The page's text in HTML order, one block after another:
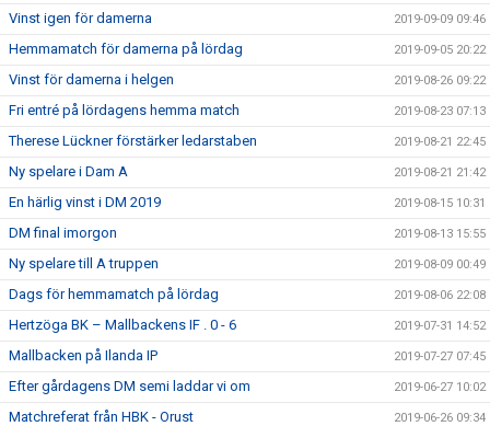
Vinst igen för damerna 2019-09-09 09:46
Hemmamatch för damerna på lördag 2019-09-05 20:22
Vinst för damerna i helgen 2019-08-26 09:22
Fri entré på lördagens hemma match 2019-08-23 07:13
Therese Lückner förstärker ledarstaben 2019-08-21 22:45
Ny spelare i Dam A 2019-08-21 21:42
En härlig vinst i DM 2019 2019-08-15 10:31
DM final imorgon 2019-08-13 15:55
Ny spelare till A truppen 2019-08-09 00:49
Dags för hemmamatch på lördag 2019-08-06 22:08
Hertzöga BK – Mallbackens IF . 0 - 6 2019-07-31 14:52
Mallbacken på Ilanda IP 2019-07-27 07:45
Efter gårdagens DM semi laddar vi om 2019-06-27 10:02
Matchreferat från HBK - Orust 2019-06-26 09:34